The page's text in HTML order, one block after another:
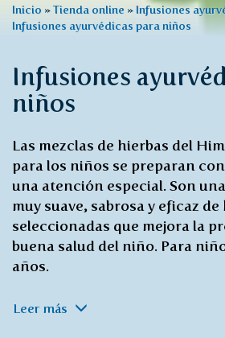
Usted
está
Inicio »Tienda online » Infusiones
Infusiones ayurvédicas para niños
Infusiones
niños
Las mezclas de hierbas del
para los niños se preparan
una atención especial. Son
muy suave, sabrosa y eficaz de
seleccionadas que mejora la
buena salud del niño. Para
años.
Leer más